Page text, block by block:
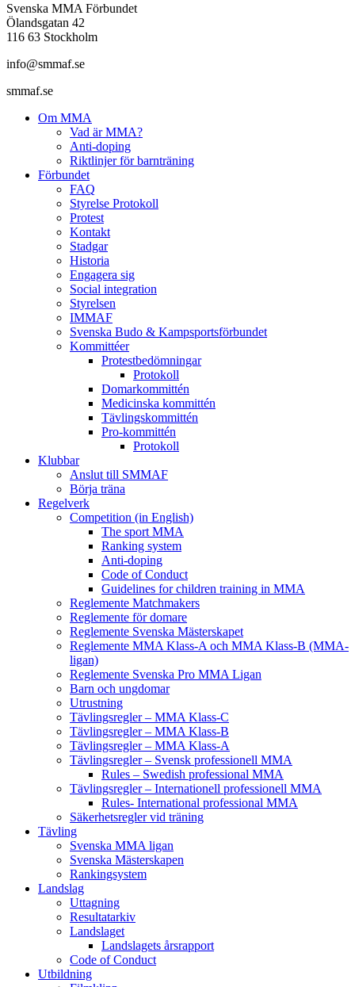
Svenska MMA Förbundet
Ölandsgatan 42
116 63 Stockholm
info@smmaf.se
smmaf.se
Om MMA
Vad är MMA?
Anti-doping
Riktlinjer för barnträning
Förbundet
FAQ
Styrelse Protokoll
Protest
Kontakt
Stadgar
Historia
Engagera sig
Social integration
Styrelsen
IMMAF
Svenska Budo & Kampsportsförbundet
Kommittéer
Protestbedömningar
Protokoll
Domarkommittén
Medicinska kommittén
Tävlingskommittén
Pro-kommittén
Protokoll
Klubbar
Anslut till SMMAF
Börja träna
Regelverk
Competition (in English)
The sport MMA
Ranking system
Anti-doping
Code of Conduct
Guidelines for children training in MMA
Reglemente Matchmakers
Reglemente för domare
Reglemente Svenska Mästerskapet
Reglemente MMA Klass-A och MMA Klass-B (MMA-
ligan)
Reglemente Svenska Pro MMA Ligan
Barn och ungdomar
Utrustning
Tävlingsregler – MMA Klass-C
Tävlingsregler – MMA Klass-B
Tävlingsregler – MMA Klass-A
Tävlingsregler – Svensk professionell MMA
Rules – Swedish professional MMA
Tävlingsregler – Internationell professionell MMA
Rules- International professional MMA
Säkerhetsregler vid träning
Tävling
Svenska MMA ligan
Svenska Mästerskapen
Rankingsystem
Landslag
Uttagning
Resultatarkiv
Landslaget
Landslagets årsrapport
Code of Conduct
Utbildning